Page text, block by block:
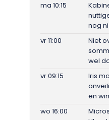
ma 10:15
nog
vr 11:00
Niet
wel
vr 09:15
Iris
en
wo 16:00